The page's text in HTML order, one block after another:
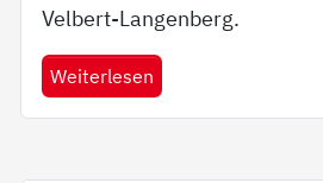
Velbert-Langenberg.
Weiterlesen